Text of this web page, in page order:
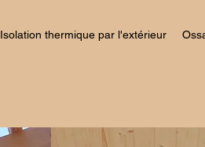
Isolation thermique par l'extérieur